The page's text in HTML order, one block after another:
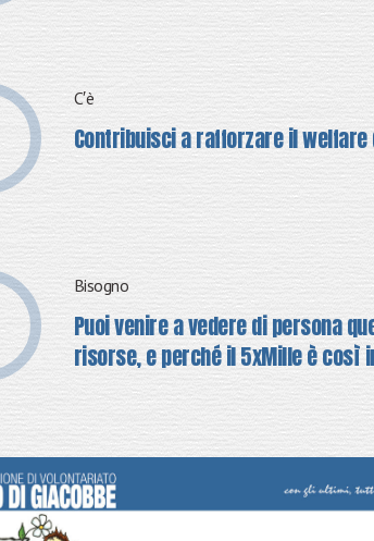
C′è
Contribuisci a rafforzare il
Bisogno
Puoi venire a vedere di persona
risorse, e perché il 5xMille è così